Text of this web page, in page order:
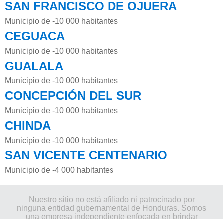
SAN FRANCISCO DE OJUERA
Municipio de -10 000 habitantes
CEGUACA
Municipio de -10 000 habitantes
GUALALA
Municipio de -10 000 habitantes
CONCEPCIÓN DEL SUR
Municipio de -10 000 habitantes
CHINDA
Municipio de -10 000 habitantes
SAN VICENTE CENTENARIO
Municipio de -4 000 habitantes
Nuestro sitio no está afiliado ni patrocinado por
ninguna entidad gubernamental de Honduras. Somos
una empresa independiente enfocada en brindar